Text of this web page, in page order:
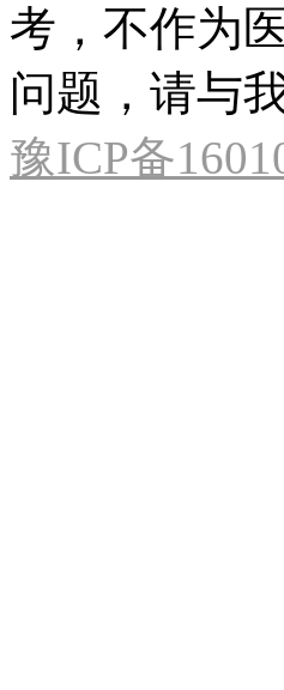
考，不作为
问题，请与
豫ICP备